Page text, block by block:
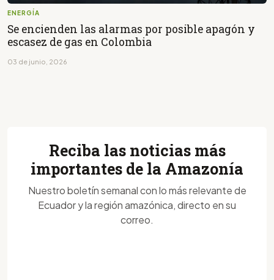
ENERGÍA
Se encienden las alarmas por posible apagón y
escasez de gas en Colombia
03 de junio, 2026
Reciba las noticias más
importantes de la Amazonía
Nuestro boletín semanal con lo más relevante de
Ecuador y la región amazónica, directo en su
correo.